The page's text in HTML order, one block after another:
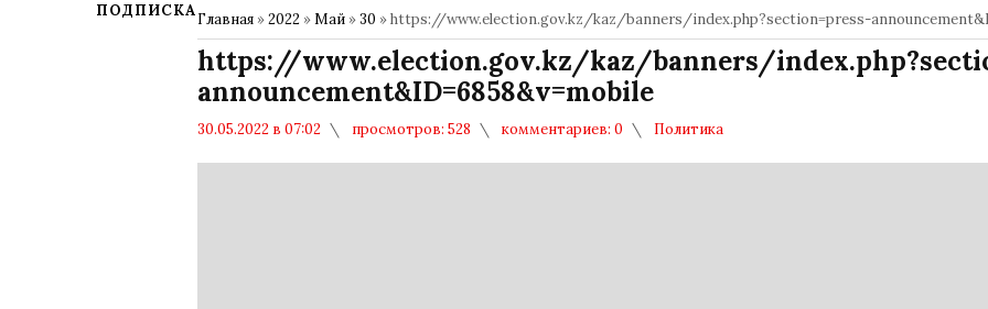
ПОДПИСКАГлавная »2022 »Май »30 » https://www.election.gov.kz/kaz/banners/index.php?section=press-
https://www.election.gov.kz/kaz/banners/
announcement&ID=6858&v=mobile
30.05.2022 в 07:02 просмотров: 528 комментариев: 0 Политика